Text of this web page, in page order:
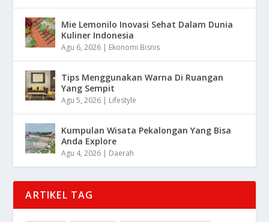
Mie Lemonilo Inovasi Sehat Dalam Dunia
Kuliner Indonesia
Agu 6, 2026 | Ekonomi Bisnis
Tips Menggunakan Warna Di Ruangan
Yang Sempit
Agu 5, 2026 | Lifestyle
Kumpulan Wisata Pekalongan Yang Bisa
Anda Explore
Agu 4, 2026 | Daerah
ARTIKEL TAG